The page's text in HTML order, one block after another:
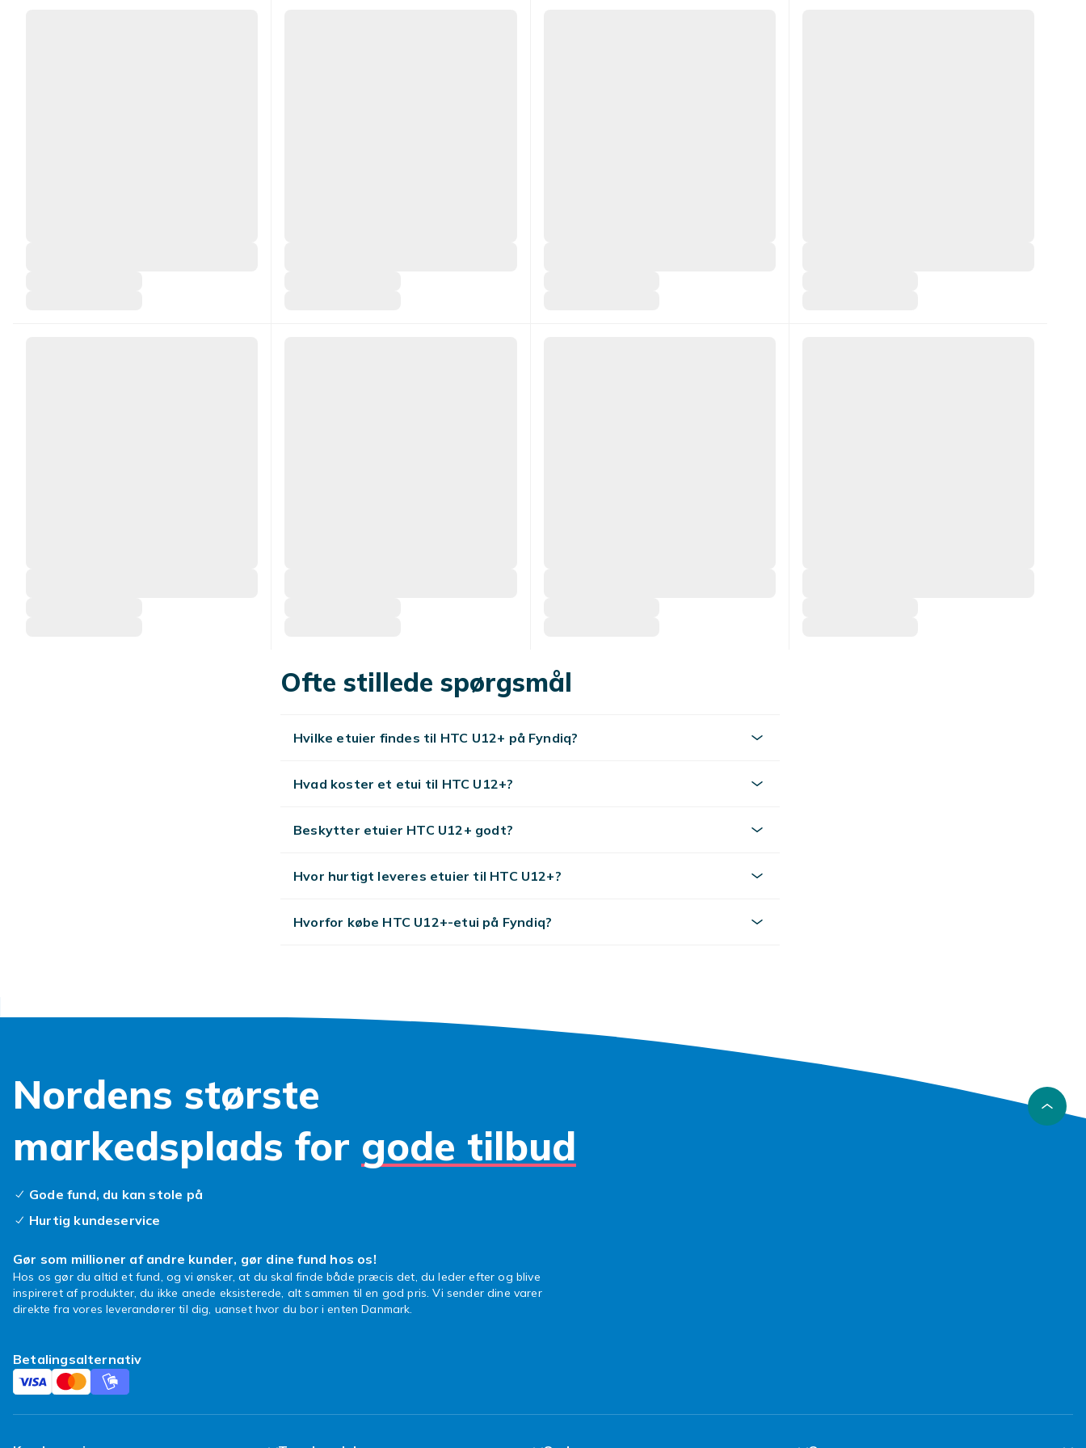
Ofte stillede spørgsmål
Hvilke etuier findes til HTC U12+ på Fyndiq?
Hvad koster et etui til HTC U12+?
Beskytter etuier HTC U12+ godt?
Hvor hurtigt leveres etuier til HTC U12+?
Hvorfor købe HTC U12+-etui på Fyndiq?
Nordens største
markedsplads for gode tilbud
Gode fund, du kan stole på
Hurtig kundeservice
Gør som millioner af andre kunder, gør dine fund hos os!
Hos os gør du altid et fund, og vi ønsker, at du skal finde både præcis det, du leder efter og blive
inspireret af produkter, du ikke anede eksisterede, alt sammen til en god pris. Vi sender dine varer
direkte fra vores leverandører til dig, uanset hvor du bor i enten Danmark.
Betalingsalternativ